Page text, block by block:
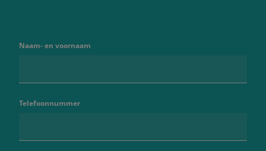
Naam- en voornaam
Telefoonnummer